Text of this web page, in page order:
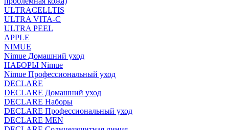
ULTRACELLTIS
ULTRA VITA-C
ULTRA PEEL
APPLE
NIMUE
Nimue Домашний уход
НАБОРЫ Nimue
Nimue Профессиональный уход
DECLARE
DECLARE Домашний уход
DECLARE Наборы
DECLARE Профессиональный уход
DECLARE MEN